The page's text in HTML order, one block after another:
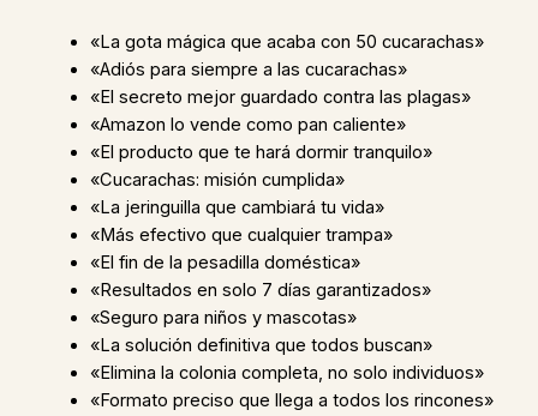
«La gota mágica que acaba con 50 cucarachas»
«Adiós para siempre a las cucarachas»
«El secreto mejor guardado contra las plagas»
«Amazon lo vende como pan caliente»
«El producto que te hará dormir tranquilo»
«Cucarachas: misión cumplida»
«La jeringuilla que cambiará tu vida»
«Más efectivo que cualquier trampa»
«El fin de la pesadilla doméstica»
«Resultados en solo 7 días garantizados»
«Seguro para niños y mascotas»
«La solución definitiva que todos buscan»
«Elimina la colonia completa, no solo individuos»
«Formato preciso que llega a todos los rincones»